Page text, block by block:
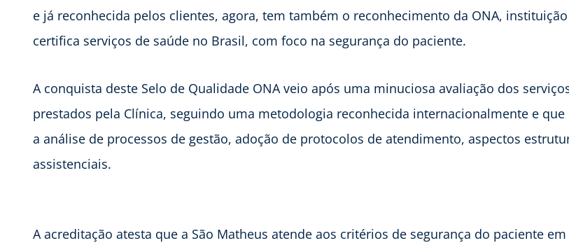
e já reconhecida pelos clientes, agora, tem também o reconhecimento da ONA,
certifica serviços de saúde no Brasil, com foco na segurança do paciente.
A conquista deste Selo de Qualidade ONA veio após uma minuciosa avaliação dos
prestados pela Clínica, seguindo uma metodologia reconhecida internacionalmente e que
a análise de processos de gestão, adoção de protocolos de atendimento, aspectos
assistenciais.
A acreditação atesta que a São Matheus atende aos critérios de segurança do paciente